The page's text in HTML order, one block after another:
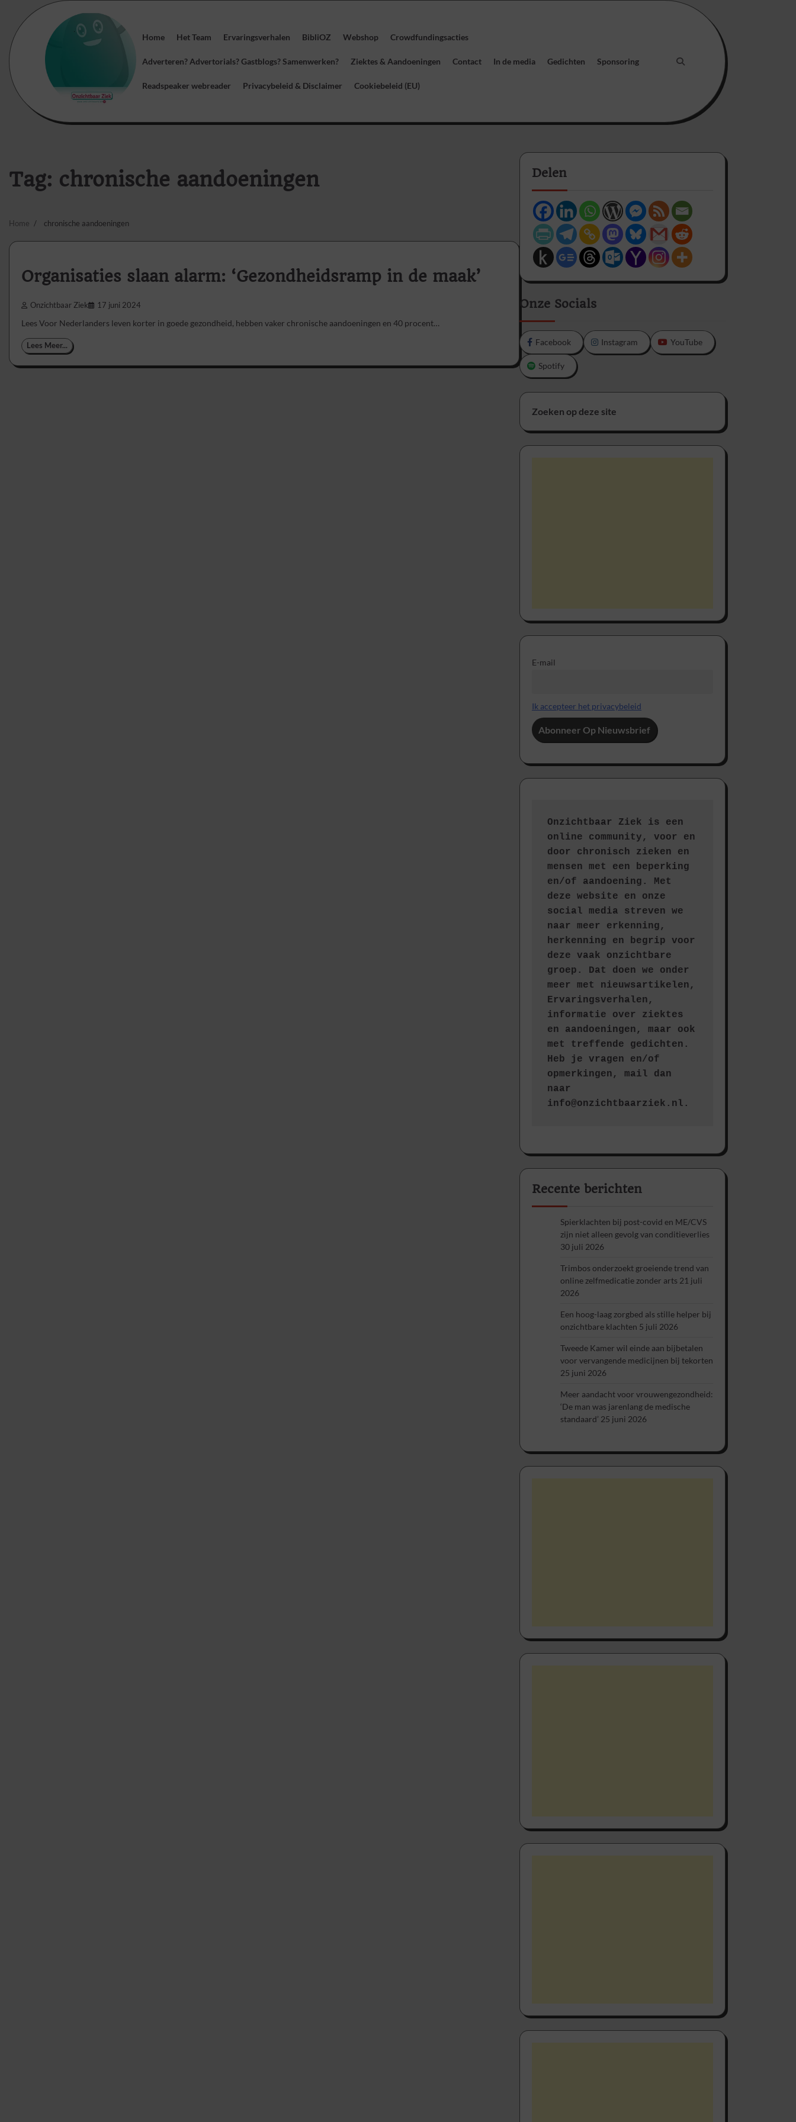
content
Home Het Team Ervaringsverhalen BibliOZ Webshop Crowdfundingsacties
Adverteren? Advertorials? Gastblogs? Samenwerken? Ziektes & Aandoeningen Contact In de media Gedichten Sponsoring
Readspeaker webreader Privacybeleid & Disclaimer Cookiebeleid (EU)
Tag: chronische aandoeningen
Home chronische aandoeningen
Organisaties slaan alarm: ‘Gezondheidsramp in de maak’
Onzichtbaar Ziek 17 juni 2024
Lees Voor Nederlanders leven korter in goede gezondheid, hebben vaker chronische aandoeningen en 40 procent…
Lees Meer...
Delen
Onze Socials
Facebook Instagram YouTube
Spotify
Zoeken op deze site
E-mail
Ik accepteer het privacybeleid
Onzichtbaar Ziek is een
online community, voor en
door chronisch zieken en
mensen met een beperking
en/of aandoening. Met
deze website en onze
social media streven we
naar meer erkenning,
herkenning en begrip voor
deze vaak onzichtbare
groep. Dat doen we onder
meer met nieuwsartikelen,
Ervaringsverhalen,
informatie over ziektes
en aandoeningen, maar ook
met treffende gedichten.
Heb je vragen en/of
opmerkingen, mail dan
naar
info@onzichtbaarziek.nl.
Recente berichten
Spierklachten bij post-covid en ME/CVS
zijn niet alleen gevolg van conditieverlies
30 juli 2026
Trimbos onderzoekt groeiende trend van
online zelfmedicatie zonder arts 21 juli
2026
Een hoog-laag zorgbed als stille helper bij
onzichtbare klachten 5 juli 2026
Tweede Kamer wil einde aan bijbetalen
voor vervangende medicijnen bij tekorten
25 juni 2026
Meer aandacht voor vrouwengezondheid:
‘De man was jarenlang de medische
standaard’ 25 juni 2026